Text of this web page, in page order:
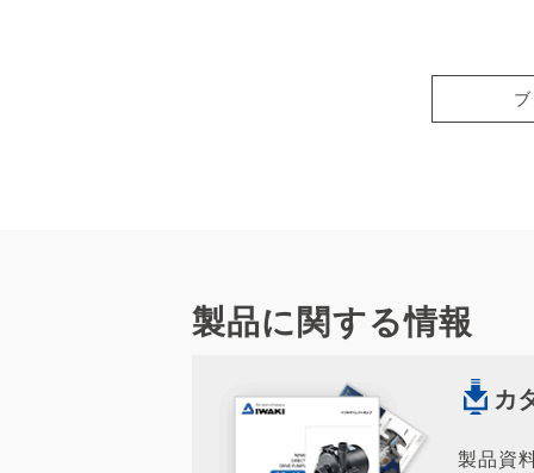
製品に関する情報
カ
製品資